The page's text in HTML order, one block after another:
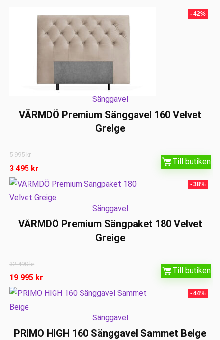
- 42%
Sänggavel
VÄRMDÖ Premium Sänggavel 160 Velvet
Greige
5 995kr
3 495 kr
Till butiken
- 38%
Sänggavel
VÄRMDÖ Premium Sängpaket 180 Velvet
Greige
32 490kr
19 995 kr
Till butiken
- 44%
Sänggavel
PRIMO HIGH 160 Sänggavel Sammet Beige